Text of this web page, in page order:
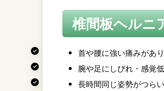
3.椎間板ヘルニア
4.改善しない・悪
5. 当院の治療内容
椎間板ヘルニ
首や腰に強い痛みがあ
腕や足にしびれ・感覚
長時間同じ姿勢がつらい